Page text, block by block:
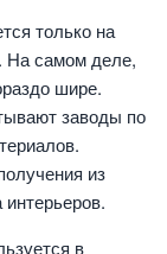
только на
На самом деле,
шире.
заводы по
из
в